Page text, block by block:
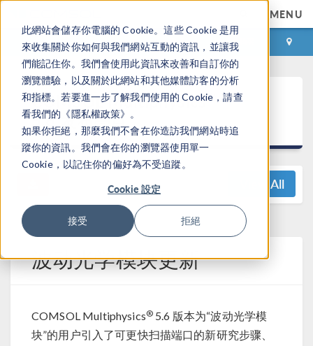
此網站會儲存你電腦的 Cookie。這些 Cookie 是用
來收集關於你如何與我們網站互動的資訊，並讓我
們能記住你。我們會使用此資訊來改善和自訂你的
瀏覽體驗，以及關於此網站和其他媒體訪客的分析
和指標。若要進一步了解我們使用的 Cookie，請查
看我們的《隱私權政策》。
如果你拒絕，那麼我們不會在你造訪我們網站時追
蹤你的資訊。我們會在你的瀏覽器使用單一
Cookie，以記住你的偏好為不受追蹤。
Cookie 設定
接受 拒絕
MENU
登录 咨询与购买
COMSOL Multiphysics®
5.6 发布亮点
View All
波动光学模块更新
COMSOL Multiphysics® 5.6 版本为“波动光学模
块”的用户引入了可更快扫描端口的新研究步骤、